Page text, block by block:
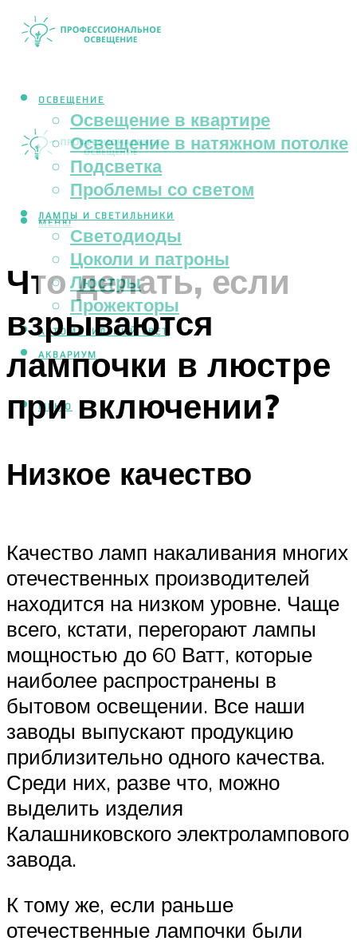
ОСВЕЩЕНИЕ
Освещение в квартире
Освещение в натяжном потолке
Подсветка
Проблемы со светом
ЛАМПЫ И СВЕТИЛЬНИКИ
Светодиоды
Цоколи и патроны
Люстры
Прожекторы
АВТОМОБИЛЬНЫЙ СВЕТ
АКВАРИУМ
МЕНЮ
МЕНЮ
Что делать, если
взрываются
лампочки в люстре
при включении?
Низкое качество
Качество ламп накаливания многих
отечественных производителей
находится на низком уровне. Чаще
всего, кстати, перегорают лампы
мощностью до 60 Ватт, которые
наиболее распространены в
бытовом освещении. Все наши
заводы выпускают продукцию
приблизительно одного качества.
Среди них, разве что, можно
выделить изделия
Калашниковского электролампового
завода.
К тому же, если раньше
отечественные лампочки были